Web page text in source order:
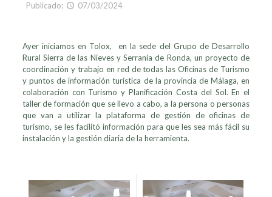
Publicado: 07/03/2024
Ayer iniciamos en Tolox, en la sede del Grupo de Desarrollo
Rural Sierra de las Nieves y Serranía de Ronda, un proyecto de
coordinación y trabajo en red de todas las Oficinas de Turismo
y puntos de información turística de la provincia de Málaga, en
colaboración con Turismo y Planificación Costa del Sol. En el
taller de formación que se llevo a cabo, a la persona o personas
que van a utilizar la plataforma de gestión de oficinas de
turismo, se les facilitó información para que les sea más fácil su
instalación y la gestión diaria de la herramienta.